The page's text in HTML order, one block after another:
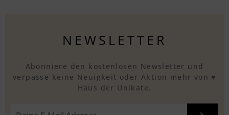
NEWSLETTER
Abonniere den kostenlosen Newsletter und
verpasse keine Neuigkeit oder Aktion mehr von ♥
Haus der Unikate.